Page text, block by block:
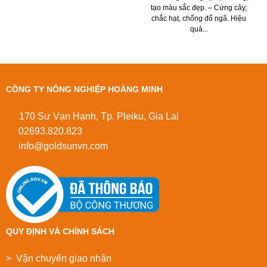
tạo màu sắc đẹp. – Cứng cây,
chắc hạt, chống đổ ngã. Hiệu
quả...
CÔNG TY NÔNG NGHIỆP HOÀNG MINH
170 Sư Vạn Hạnh, Tp. Pleiku, Gia Lai
02693.820.823
info@goldsunvn.com
QUY ĐỊNH VÀ CHÍNH SÁCH
> Vận chuyển giao nhận